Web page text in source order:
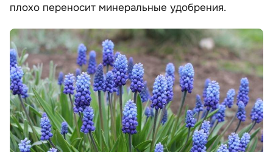
плохо переносит минеральные удобрения.